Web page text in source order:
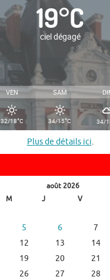
19°C
ciel dégagé
VEN SAM
32/18°C 34/15°C 34/
Plus de détails ici.
août 2026
M J V
5 6 7
12 13 14
19 20 21
26 27 28